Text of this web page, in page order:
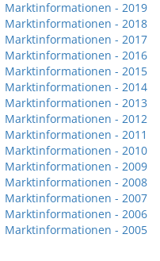
Marktinformationen - 2019
Marktinformationen - 2018
Marktinformationen - 2017
Marktinformationen - 2016
Marktinformationen - 2015
Marktinformationen - 2014
Marktinformationen - 2013
Marktinformationen - 2012
Marktinformationen - 2011
Marktinformationen - 2010
Marktinformationen - 2009
Marktinformationen - 2008
Marktinformationen - 2007
Marktinformationen - 2006
Marktinformationen - 2005